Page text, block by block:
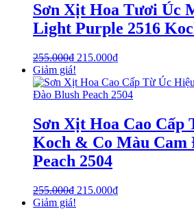
Sơn Xịt Hoa Tươi Úc
Light Purple 2516
255.000₫ 215.000₫
Giảm giá!
Sơn Xịt Hoa Cao Cấp
Koch & Co Màu Cam
Peach 2504
255.000₫ 215.000₫
Giảm giá!